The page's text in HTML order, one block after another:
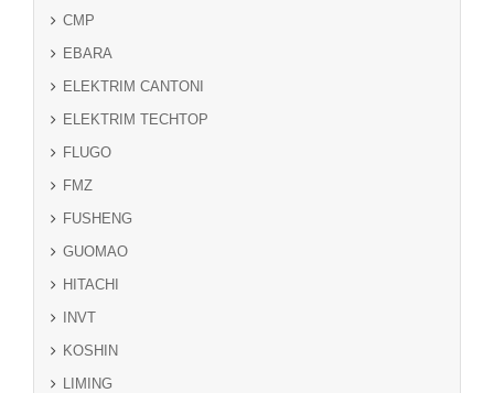
CMP
EBARA
ELEKTRIM CANTONI
ELEKTRIM TECHTOP
FLUGO
FMZ
FUSHENG
GUOMAO
HITACHI
INVT
KOSHIN
LIMING